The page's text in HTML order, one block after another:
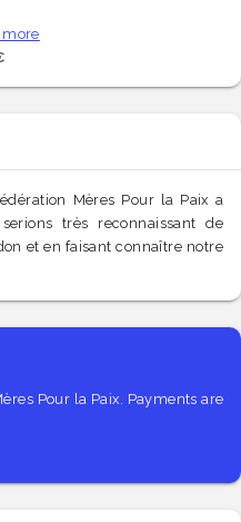
more
Mères Pour la Paix a
très reconnaissant de
et en faisant connaître notre
!Votre don sera reversé par
Pour la Paix. Payments are